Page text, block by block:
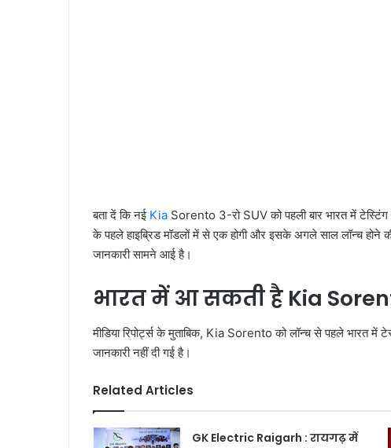
बता दें कि नई Kia Sorento 3-रो SUV को पहली बार भारत में टेस्टिंग
के पहले हाइब्रिड मॉडलों में से एक होगी और इसके अगले साल लॉन्च होने
जानकारी सामने आई है।
भारत में आ सकती है Kia
मीडिया रिपोर्ट्स के मुताबिक, Kia Sorento को लॉन्‍च से पहले भारत में
जानकारी नहीं दी गई है।
Related Articles
GK Electric Raigarh : रायगढ़ में